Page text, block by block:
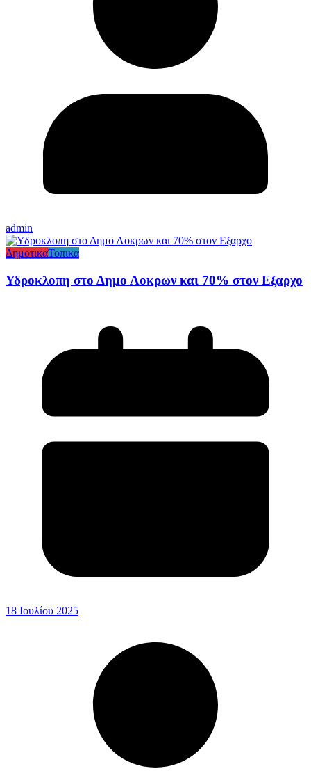
admin
ΔημοτικαΤοπικα
Υδροκλοπη στο Δημο Λοκρων και 70% στον Εξαρχο
18 Ιουλίου 2025